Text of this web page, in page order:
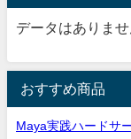
データはありませ
おすすめ商品
Maya実践ハードサ